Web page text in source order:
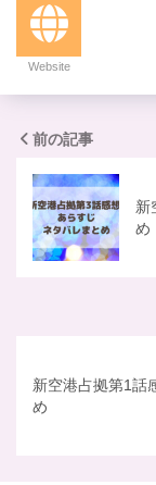
Website
前の記事
新
め
新空港占拠第1話
め